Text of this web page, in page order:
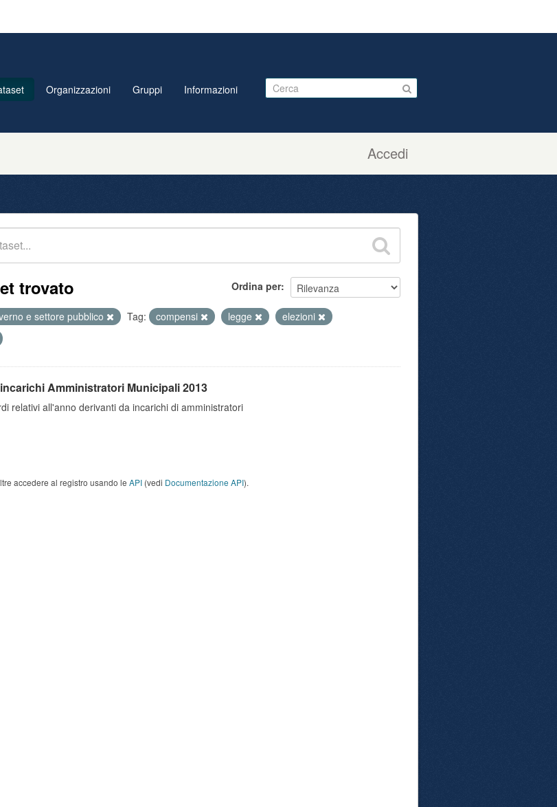
Accedi
Organizzazioni Gruppi Informazioni
Ordina per
trovato
e settore pubblico Tag: compensi legge
elezioni
Amministratori Municipali 2013
relativi all'anno derivanti da incarichi di amministratori
accedere al registro usando le API (vedi Documentazione API).